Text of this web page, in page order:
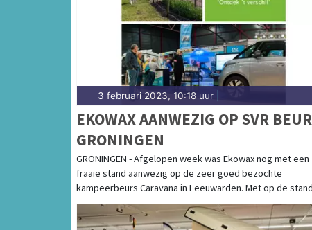
3 februari 2023, 10:18 uur
EKOWAX AANWEZIG OP SVR
GRONINGEN
GRONINGEN - Afgelopen week was Ekowax nog met een
fraaie stand aanwezig op de zeer goed bezochte
kampeerbeurs Caravana in Leeuwarden. Met op de